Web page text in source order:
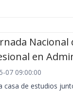
en
07 09:00:00
casa de estudios